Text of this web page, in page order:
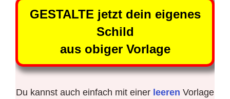
GESTALTE jetzt dein eigenes
Schild
aus obiger Vorlage
Du kannst auch einfach mit einer leeren Vorlage